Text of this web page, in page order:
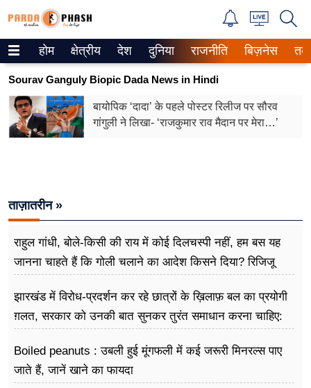
Trending on Google News
ePaper
वेब स्टोरीज
वीडियो
रिलेशनशिप
फूड
सेहत
ब्‍यूटी
होम क्षेत्रीय देश दुनिया राजनीति बिज़नेस
Sourav Ganguly Biopic Dada News in Hindi
बायोपिक ‘दादा’ के पहले पोस्टर रिलीज पर सौरव
गांगुली ने लिखा- ‘राजकुमार राव मैदान पर मेरा…’
ताज़ातरीन »
राहुल गांधी, बोले-किसी की राय में कोई दिलचस्पी नहीं, हम बस यह
जानना चाहते हैं कि गोली चलाने का आदेश किसने दिया? रिजिजू
झारखंड में विरोध-प्रदर्शन कर रहे छात्रों के ख़िलाफ़ बल का प्रयोगी
ग़लत, सरकार को उनकी बात सुनकर तुरंत समाधान करना चाहिए:
Boiled peanuts : उबली हुई मूंगफली में कई जरूरी मिनरल्स पाए
जाते हैं, जानें खाने का फायदा